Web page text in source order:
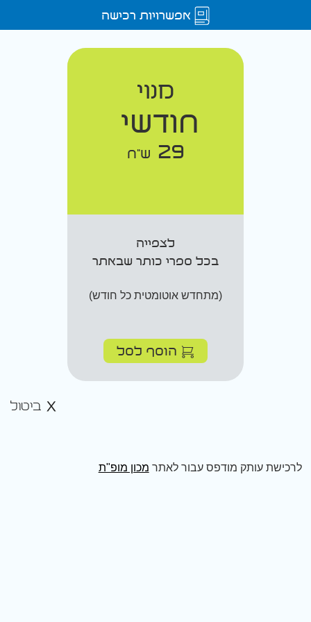
אפשרויות רכישה
מנוי
חודשי
29 ש"ח
לצפייה
בכל ספרי כותר שבאתר
(מתחדש אוטומטית כל חודש)
הוסף לסל
ביטול
לרכישת עותק מודפס עבור לאתר מכון מופ"ת